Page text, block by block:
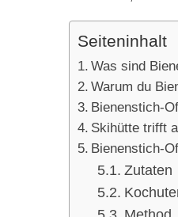
Seiteninhalt
Was sind
Warum du
Bienenstich-
Skihütte trifft
Bienenstich-
Zutaten